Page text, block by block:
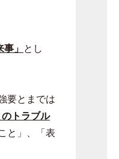
」 とし
要とまでは
のトラブル
と」、「表